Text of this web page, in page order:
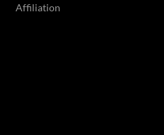
Affiliation